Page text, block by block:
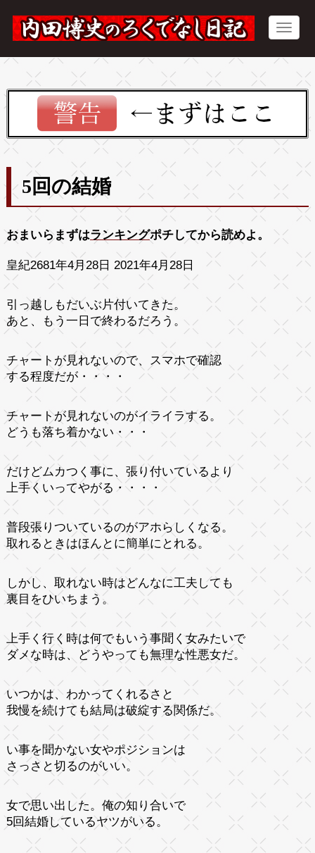
5回の結婚
おまいらまずはランキングポチしてから読めよ。
皇紀2681年4月28日 2021年4月28日
引っ越しもだいぶ片付いてきた。
あと、もう一日で終わるだろう。
チャートが見れないので、スマホで確認
する程度だが・・・・
チャートが見れないのがイライラする。
どうも落ち着かない・・・
だけどムカつく事に、張り付いているより
上手くいってやがる・・・・
普段張りついているのがアホらしくなる。
取れるときはほんとに簡単にとれる。
しかし、取れない時はどんなに工夫しても
裏目をひいちまう。
上手く行く時は何でもいう事聞く女みたいで
ダメな時は、どうやっても無理な性悪女だ。
いつかは、わかってくれるさと
我慢を続けても結局は破綻する関係だ。
い事を聞かない女やポジションは
さっさと切るのがいい。
女で思い出した。俺の知り合いで
5回結婚しているヤツがいる。